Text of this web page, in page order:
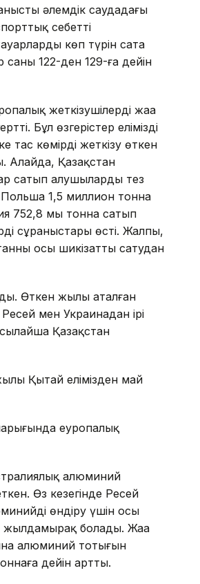
әлемдік саудадағы
себетті
көп түрін сата
саны 122-ден 129-ға дейін
жеткізушілерді жаңа
Бұл өзгерістер еліміздің
тас көмірді жеткізу өткен
Алайда, Қазақстан
сатып алушыларды тез
Польша 1,5 миллион тонна
752,8 мың тонна сатып
сұраныстары өсті. Жалпы,
осы шикізатты сатудан
Өткен жылы аталған
мен Украинадан ірі
Қазақстан
Қытай елімізден май
еуропалық
алюминий
Өз кезегінде Ресей
өндіру үшін осы
жылдамырақ болады. Жаңа
алюминий тотығын
дейін артты.